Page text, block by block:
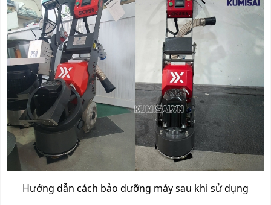
Hướng dẫn cách bảo dưỡng máy sau khi sử dụng